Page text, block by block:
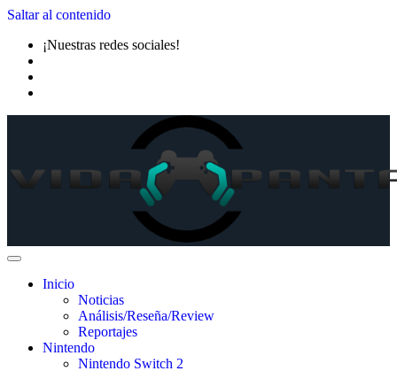
Saltar al contenido
¡Nuestras redes sociales!
Inicio
Noticias
Análisis/Reseña/Review
Reportajes
Nintendo
Nintendo Switch 2